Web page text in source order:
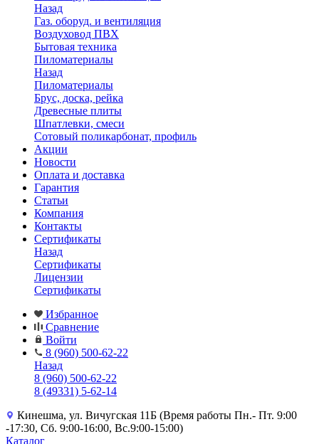
Назад
Газ. оборуд. и вентиляция
Воздуховод ПВХ
Бытовая техника
Пиломатериалы
Назад
Пиломатериалы
Брус, доска, рейка
Древесные плиты
Шпатлевки, смеси
Сотовый поликарбонат, профиль
Акции
Новости
Оплата и доставка
Гарантия
Статьи
Компания
Контакты
Сертификаты
Назад
Сертификаты
Лицензии
Сертификаты
Избранное
Сравнение
Войти
8 (960) 500-62-22
Назад
8 (960) 500-62-22
8 (49331) 5-62-14
Кинешма, ул. Вичугская 11Б (Время работы Пн.- Пт. 9:00
-17:30, Сб. 9:00-16:00, Вс.9:00-15:00)
Каталог